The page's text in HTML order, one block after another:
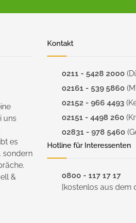
uns
es
sondern
&
Kontakt
0211 - 5428 2000
02161 - 539 5860
02152 - 966 4493
02151 - 4498 260
02831 - 978 5460
Hotline für Interessenten
0800 - 117 17 17
[kostenlos aus dem